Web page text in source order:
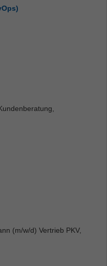
(m/w/d) Vertrieb PKV,